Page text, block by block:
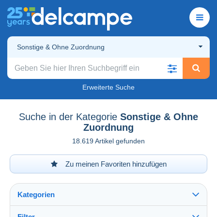
Sonstige & Ohne Zuordnung
Erweiterte Suche
Suche in der Kategorie Sonstige & Ohne
Zuordnung
18.619 Artikel gefunden
Zu meinen Favoriten hinzufügen
Kategorien